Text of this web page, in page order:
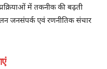
प्रक्रियाओं में तकनीक की बढ़ती
जनसंपर्क एवं रणनीतिक संचार